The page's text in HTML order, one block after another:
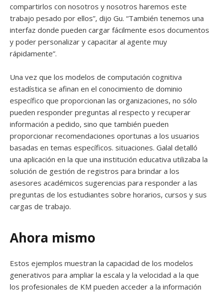
compartirlos con nosotros y nosotros haremos este
trabajo pesado por ellos”, dijo Gu. “También tenemos una
interfaz donde pueden cargar fácilmente esos documentos
y poder personalizar y capacitar al agente muy
rápidamente”.
Una vez que los modelos de computación cognitiva
estadística se afinan en el conocimiento de dominio
específico que proporcionan las organizaciones, no sólo
pueden responder preguntas al respecto y recuperar
información a pedido, sino que también pueden
proporcionar recomendaciones oportunas a los usuarios
basadas en temas específicos. situaciones. Galal detalló
una aplicación en la que una institución educativa utilizaba la
solución de gestión de registros para brindar a los
asesores académicos sugerencias para responder a las
preguntas de los estudiantes sobre horarios, cursos y sus
cargas de trabajo.
Ahora mismo
Estos ejemplos muestran la capacidad de los modelos
generativos para ampliar la escala y la velocidad a la que
los profesionales de KM pueden acceder a la información